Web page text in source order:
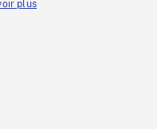
plus